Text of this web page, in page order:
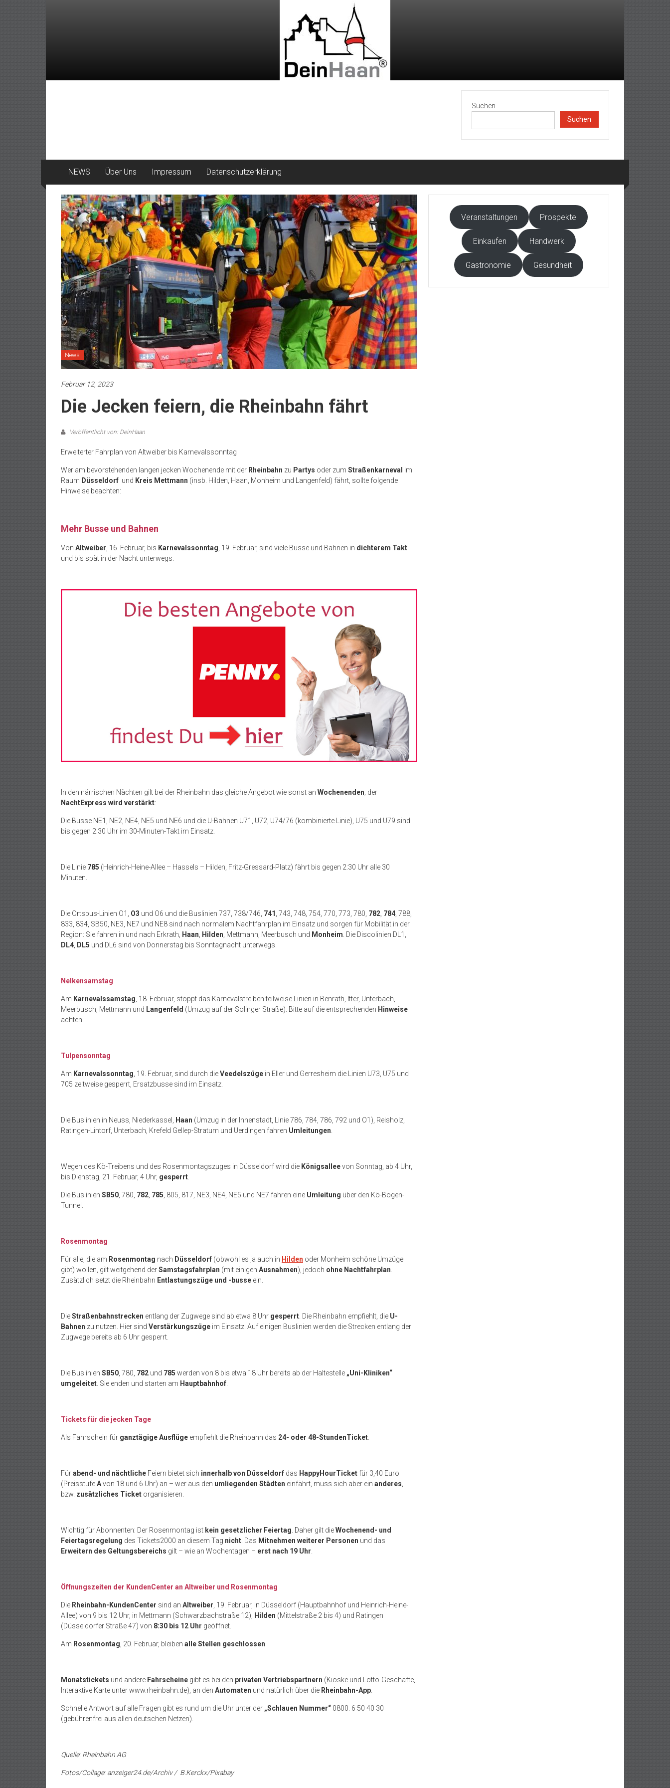
Suchen
Suchen
NEWS Über Uns Impressum Datenschutzerklärung
News
Februar 12, 2023
Die Jecken feiern, die Rheinbahn fährt
Veröffentlicht von: DeinHaan
Erweiterter Fahrplan von Altweiber bis Karnevalssonntag
Wer am bevorstehenden langen jecken Wochenende mit der Rheinbahn zu Partys oder zum Straßenkarneval im
Raum Düsseldorf und Kreis Mettmann (insb. Hilden, Haan, Monheim und Langenfeld) fährt, sollte folgende
Hinweise beachten:
Mehr Busse und Bahnen
Von Altweiber , 16. Februar, bis Karnevalssonntag , 19. Februar, sind viele Busse und Bahnen in dichterem Takt
und bis spät in der Nacht unterwegs.
In den närrischen Nächten gilt bei der Rheinbahn das gleiche Angebot wie sonst an Wochenenden; der
NachtExpress wird verstärkt:
Die Busse NE1, NE2, NE4, NE5 und NE6 und die U-Bahnen U71, U72, U74/76 (kombinierte Linie), U75 und U79 sind
bis gegen 2:30 Uhr im 30-Minuten-Takt im Einsatz.
Die Linie 785 (Heinrich-Heine-Allee – Hassels – Hilden, Fritz-Gressard-Platz) fährt bis gegen 2:30 Uhr alle 30
Minuten.
Die Ortsbus-Linien O1, O3 und O6 und die Buslinien 737, 738/746, 741 , 743, 748, 754, 770, 773, 780, 782 784 , 788,
833, 834, SB50, NE3, NE7 und NE8 sind nach normalem Nachtfahrplan im Einsatz und sorgen für Mobilität in der
Region: Sie fahren in und nach Erkrath, Haan Hilden , Mettmann, Meerbusch und Monheim . Die Discolinien DL1,
DL4 DL5 und DL6 sind von Donnerstag bis Sonntagnacht unterwegs.
Nelkensamstag
Am Karnevalssamstag , 18. Februar, stoppt das Karnevalstreiben teilweise Linien in Benrath, Itter, Unterbach,
Meerbusch, Mettmann und Langenfeld (Umzug auf der Solinger Straße). Bitte auf die entsprechenden Hinweise
achten.
Tulpensonntag
Am Karnevalssonntag , 19. Februar, sind durch dieVeedelszüge in Eller und Gerresheim die Linien U73, U75 und
705 zeitweise gesperrt, Ersatzbusse sind im Einsatz.
Die Buslinien in Neuss, Niederkassel, Haan (Umzug in der Innenstadt, Linie 786, 784, 786, 792 und O1), Reisholz,
Ratingen-Lintorf, Unterbach, Krefeld Gellep-Stratum und Uerdingen fahren Umleitungen
Wegen des Kö-Treibens und des Rosenmontagszuges in Düsseldorf wird die Königsalleevon Sonntag, ab 4 Uhr,
bis Dienstag, 21. Februar, 4 Uhr, gesperrt
Die Buslinien SB50 , 780, 782 785 , 805, 817, NE3, NE4, NE5 und NE7 fahren eine Umleitung über den Kö-Bogen-
Tunnel.
Rosenmontag
Für alle, die am Rosenmontag nach Düsseldorf (obwohl es ja auch in Hilden oder Monheim schöne Umzüge
gibt) wollen, gilt weitgehend derSamstagsfahrplan (mit einigen Ausnahmen), jedoch ohne Nachtfahrplan
Zusätzlich setzt die Rheinbahn Entlastungszüge und -busse ein.
DieStraßenbahnstrecken entlang der Zugwege sind ab etwa 8 Uhr gesperrt . Die Rheinbahn empfiehlt, die U-
Bahnen zu nutzen. Hier sind Verstärkungszüge im Einsatz. Auf einigen Buslinien werden die Strecken entlang der
Zugwege bereits ab 6 Uhr gesperrt.
Die Buslinien SB50 , 780, 782 und 785 werden von 8 bis etwa 18 Uhr bereits ab der Haltestelle „Uni-Kliniken“
umgeleitet . Sie enden und starten am Hauptbahnhof
Tickets für die jecken Tage
Als Fahrschein für ganztägige Ausflüge empfiehlt die Rheinbahn das 24- oder 48-StundenTicket
Fürabend- und nächtliche Feiern bietet sich innerhalb von Düsseldorf das HappyHourTicket für 3,40 Euro
(PreisstufeAvon 18 und 6 Uhr) an – wer aus den umliegenden Städten einfährt, muss sich aber ein anderes
bzw. zusätzliches Ticket organisieren.
Wichtig für Abonnenten: Der Rosenmontag ist kein gesetzlicher Feiertag . Daher gilt dieWochenend- und
Feiertagsregelung des Tickets2000 an diesem Tag nicht . Das Mitnehmen weiterer Personen und das
Erweitern des Geltungsbereichs gilt – wie an Wochentagen – erst nach 19 Uhr
Öffnungszeiten der KundenCenter an Altweiber und Rosenmontag
Die Rheinbahn-KundenCenter sind an Altweiber , 19. Februar, in Düsseldorf (Hauptbahnhof und Heinrich-Heine-
Allee) von 9 bis 12 Uhr, in Mettmann (Schwarzbachstraße 12), Hilden (Mittelstraße 2 bis 4) und Ratingen
(Düsseldorfer Straße 47) von 8:30 bis 12 Uhr geöffnet.
Am Rosenmontag , 20. Februar, bleiben alle Stellen geschlossen
Monatstickets und andere Fahrscheine gibt es bei den privaten Vertriebspartnern (Kioske und Lotto-Geschäfte,
Interaktive Karte unter www.rheinbahn.de), an den Automaten und natürlich über die Rheinbahn-App
Schnelle Antwort auf alle Fragen gibt es rund um die Uhr unter der „Schlauen Nummer“ 0800. 6 50 40 30
(gebührenfrei aus allen deutschen Netzen).
Quelle: Rheinbahn AG
Fotos/Collage: anzeiger24.de/Archiv / B.Kerckx/Pixabay
Veranstaltungen Prospekte
Einkaufen Handwerk
Gastronomie Gesundheit